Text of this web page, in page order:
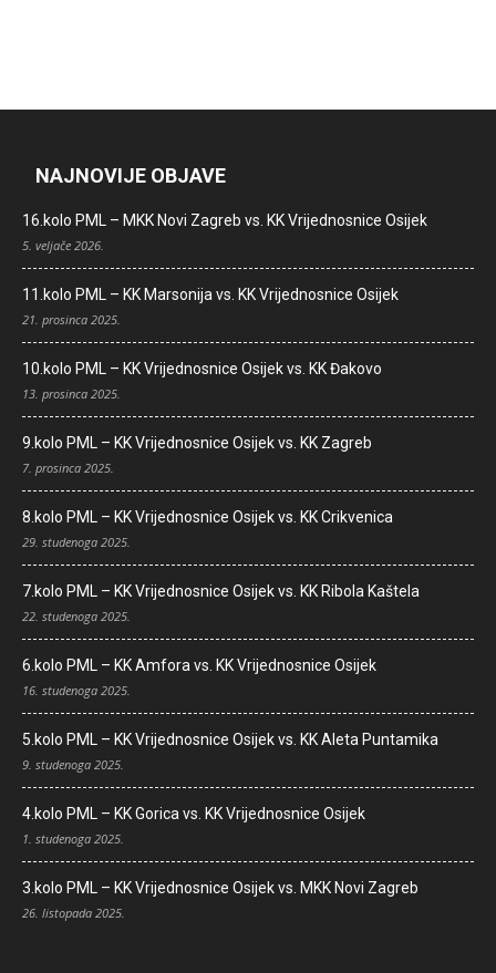
NAJNOVIJE OBJAVE
16.kolo PML – MKK Novi Zagreb vs. KK Vrijednosnice Osijek
5. veljače 2026.
11.kolo PML – KK Marsonija vs. KK Vrijednosnice Osijek
21. prosinca 2025.
10.kolo PML – KK Vrijednosnice Osijek vs. KK Đakovo
13. prosinca 2025.
9.kolo PML – KK Vrijednosnice Osijek vs. KK Zagreb
7. prosinca 2025.
8.kolo PML – KK Vrijednosnice Osijek vs. KK Crikvenica
29. studenoga 2025.
7.kolo PML – KK Vrijednosnice Osijek vs. KK Ribola Kaštela
22. studenoga 2025.
6.kolo PML – KK Amfora vs. KK Vrijednosnice Osijek
16. studenoga 2025.
5.kolo PML – KK Vrijednosnice Osijek vs. KK Aleta Puntamika
9. studenoga 2025.
4.kolo PML – KK Gorica vs. KK Vrijednosnice Osijek
1. studenoga 2025.
3.kolo PML – KK Vrijednosnice Osijek vs. MKK Novi Zagreb
26. listopada 2025.